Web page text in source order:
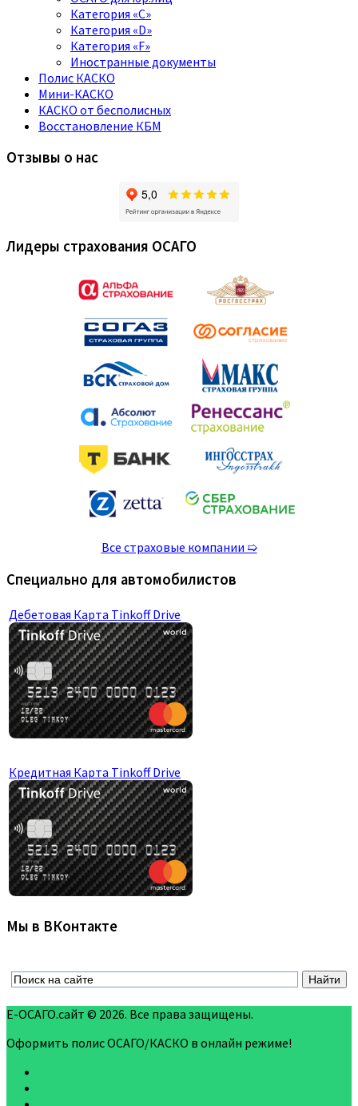
Категория «C»
Категория «D»
Категория «F»
Иностранные документы
Полис КАСКО
Мини-КАСКО
КАСКО от бесполисных
Восстановление КБМ
Отзывы о нас
Лидеры страхования ОСАГО
Все страховые компании ➯
Специально для автомобилистов
Дебетовая Карта Tinkoff Drive
Кредитная Карта Tinkoff Drive
Мы в ВКонтакте
Е-ОСАГО.сайт © 2026. Все права защищены.
Оформить полис ОСАГО/КАСКО в онлайн режиме!